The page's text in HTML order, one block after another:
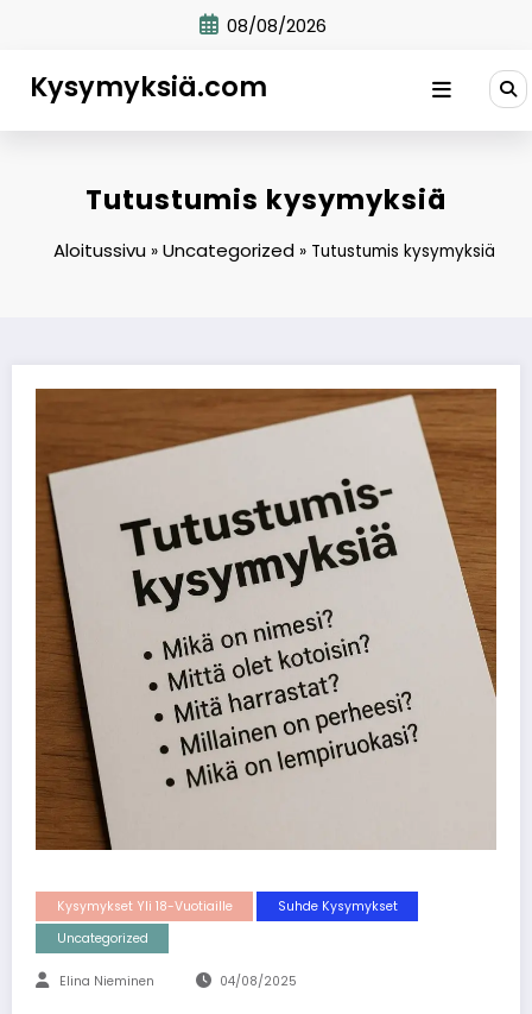
08/08/2026
Kysymyksiä.com
Tutustumis kysymyksiä
Aloitussivu» Uncategorized» Tutustumis kysymyksiä
Kysymykset Yli 18-Vuotiaille
Suhde Kysymykset
Uncategorized
Elina Nieminen 04/08/2025